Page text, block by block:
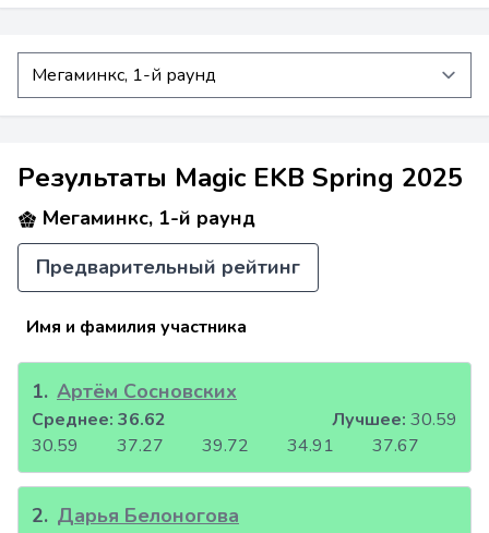
Результаты Magic EKB Spring 2025
Мегаминкс, 1-й раунд
Предварительный рейтинг
Имя и фамилия участника
1. Артём Сосновских
30.59 37.27 39.72 34.91 37.67
Среднее: 36.62 Лучшее: 30.59
2. Дарья Белоногова